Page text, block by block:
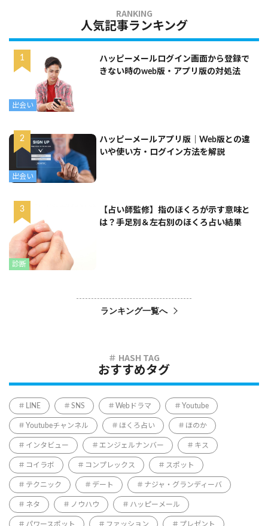
人気記事ランキング
出会い
ハッピーメールログイン画面から登録で
きない時のweb版・アプリ版の対処法
出会い
ハッピーメールアプリ版｜Web版との違
いや使い方・ログイン方法を解説
診断
【占い師監修】指のほくろが示す意味と
は？手足別＆左右別のほくろ占い結果
ランキング一覧へ
おすすめタグ
LINE SNS Webドラマ Youtube
Youtubeチャンネル ほくろ占い ほのか
インタビュー エンジェルナンバー キス
コイラボ コンプレックス スポット
テクニック デート ナジャ・グランディーバ
ネタ ノウハウ ハッピーメール
パワースポット ファッション プレゼント